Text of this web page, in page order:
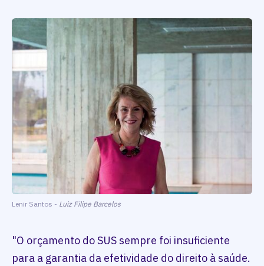
Lenir Santos - Luiz Filipe Barcelos
"O orçamento do SUS sempre foi insuficiente
para a garantia da efetividade do direito à saúde.